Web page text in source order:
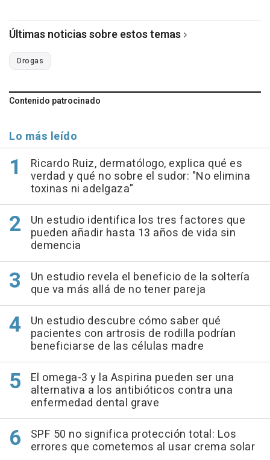
Últimas noticias sobre estos temas
Drogas
Contenido patrocinado
Lo más leído
Ricardo Ruiz, dermatólogo, explica qué es
verdad y qué no sobre el sudor: "No elimina
toxinas ni adelgaza"
Un estudio identifica los tres factores que
pueden añadir hasta 13 años de vida sin
demencia
Un estudio revela el beneficio de la soltería
que va más allá de no tener pareja
Un estudio descubre cómo saber qué
pacientes con artrosis de rodilla podrían
beneficiarse de las células madre
El omega-3 y la Aspirina pueden ser una
alternativa a los antibióticos contra una
enfermedad dental grave
SPF 50 no significa protección total: Los
errores que cometemos al usar crema solar